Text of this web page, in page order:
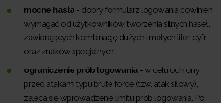
mocne hasła - dobry formularz logowania powinien
wymagać od użytkowników tworzenia silnych haseł,
zawierających kombinację dużych i małych liter, cyfr
oraz znaków specjalnych,
ograniczenie prób logowania - w celu ochrony
przed atakami typu brute force (tzw. atak siłowy),
zaleca się wprowadzenie limitu prób logowania. Po